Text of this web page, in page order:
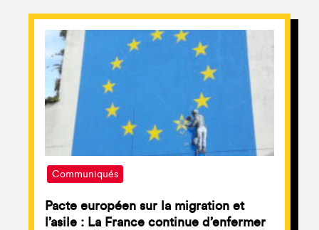
Communiqués
Pacte européen sur la migration et
l’asile : La France continue d’enfermer